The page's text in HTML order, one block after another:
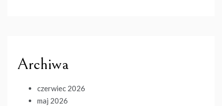
Archiwa
czerwiec 2026
maj 2026